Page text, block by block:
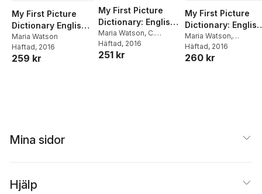
My First Picture
Dictionary English-
Lithuanian: Over
1000 Words
Maria Watson
Häftad, 2016
259 kr
My First Picture
Dictionary: English-
Spanish with Over
1000 Words
Maria Watson, C.
Sesma
Häftad, 2016
251 kr
My First Picture
Dictionary:
Romanian with
Over 1000 Words
Maria Watson,
Loredana Popa
Häftad, 2016
260 kr
Mina sidor
Hjälp